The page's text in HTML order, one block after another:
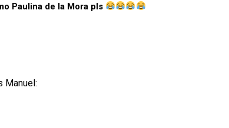
Paulina de la Mora pls
Manuel: